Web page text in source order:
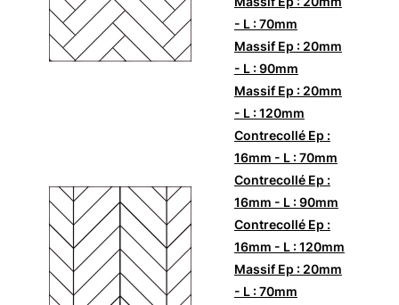
- L : 70mm
Massif Ep : 20mm
- L : 90mm
Massif Ep : 20mm
- L : 120mm
Contrecollé Ep :
16mm - L : 70mm
Contrecollé Ep :
16mm - L : 90mm
Contrecollé Ep :
16mm - L : 120mm
Massif Ep : 20mm
- L : 70mm